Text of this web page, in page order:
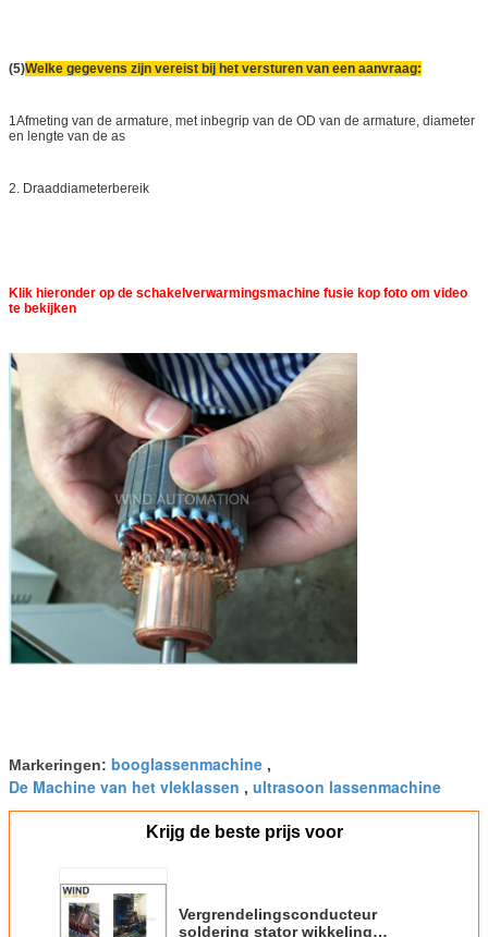
(5)Welke gegevens zijn vereist bij het versturen van een aanvraag:
1Afmeting van de armature, met inbegrip van de OD van de armature, diameter
en lengte van de as
2. Draaddiameterbereik
Klik hieronder op de schakelverwarmingsmachine fusie kop foto om video
te bekijken
Markeringen: booglassenmachine ,
De Machine van het vleklassen , ultrasoon lassenmachine
Krijg de beste prijs voor
Vergrendelingsconducteur
soldering stator wikkeling